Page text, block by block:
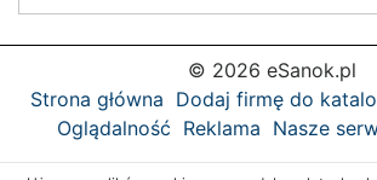
© 2026 eSanok.pl
Strona główna Dodaj firmę do
Oglądalność Reklama Nasze